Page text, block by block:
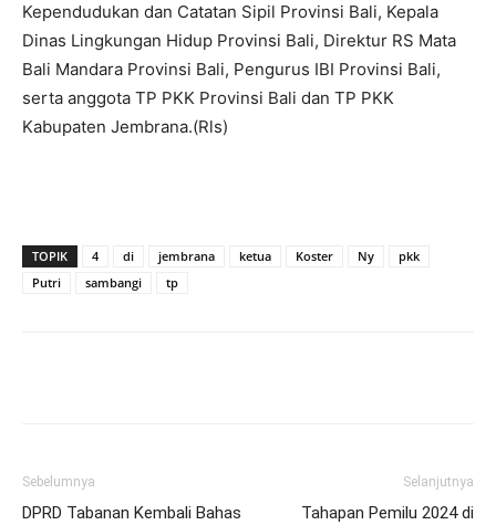
Kependudukan dan Catatan Sipil Provinsi Bali, Kepala
Dinas Lingkungan Hidup Provinsi Bali, Direktur RS Mata
Bali Mandara Provinsi Bali, Pengurus IBI Provinsi Bali,
serta anggota TP PKK Provinsi Bali dan TP PKK
Kabupaten Jembrana.(Rls)
TOPIK 4 di jembrana ketua Koster Ny
pkk
Putri
sambangi tp
Sebelumnya
DPRD Tabanan Kembali Bahas
Selanjutnya
Tahapan Pemilu 2024 di